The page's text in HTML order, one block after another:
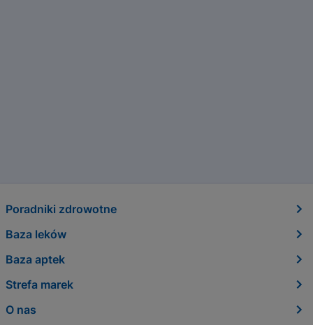
Poradniki zdrowotne
Baza leków
Baza aptek
Strefa marek
O nas